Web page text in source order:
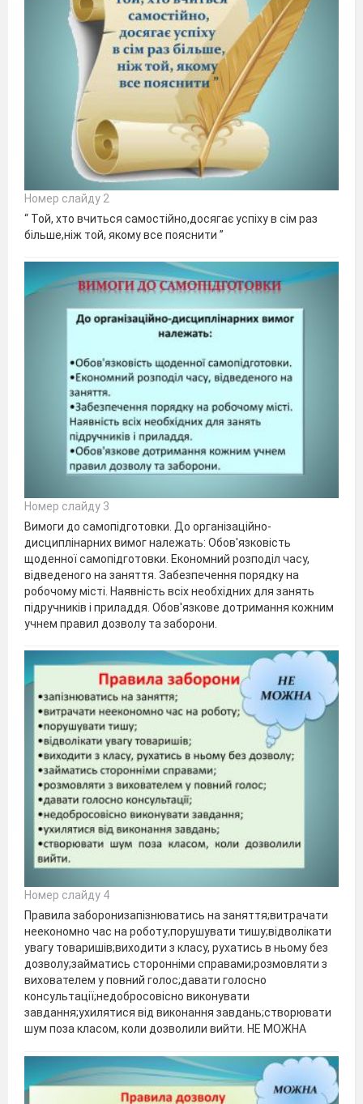
Номер слайду 2
“ Той, хто вчиться самостійно,досягає успіху в сім раз
більше,ніж той, якому все пояснити ”
Номер слайду 3
Вимоги до самопідготовки. До організаційно-
дисциплінарних вимог належать: Обов'язковість
щоденної самопідготовки. Економний розподіл часу,
відведеного на заняття. Забезпечення порядку на
робочому місті. Наявність всіх необхідних для занять
підручників і приладдя. Обов'язкове дотримання кожним
учнем правил дозволу та заборони.
Номер слайду 4
Правила заборонизапізнюватись на заняття;витрачати
неекономно час на роботу;порушувати тишу;відволікати
увагу товаришів;виходити з класу, рухатись в ньому без
дозволу;займатись сторонніми справами;розмовляти з
вихователем у повний голос;давати голосно
консультації;недобросовісно виконувати
завдання;ухилятися від виконання завдань;створювати
шум поза класом, коли дозволили вийти. НЕ МОЖНА